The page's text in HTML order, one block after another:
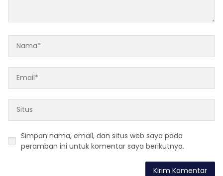
Simpan nama, email, dan situs web saya pada
peramban ini untuk komentar saya berikutnya.